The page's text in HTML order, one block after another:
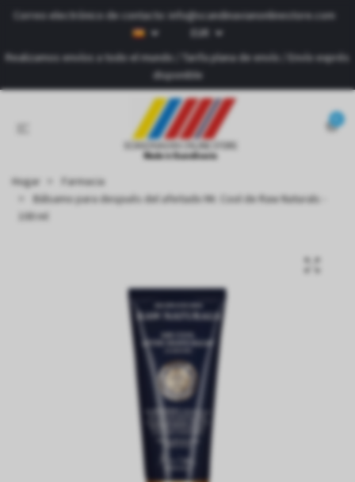
Correo electrónico de contacto: info@scandinavianonlinestore.com
EUR
Realizamos envíos a todo el mundo / Tarifa plana de envío / Envío exprés
disponible
Hogar
Farmacia
Bálsamo para después del afeitado Mr. Cool de Raw Naturals -
100 ml